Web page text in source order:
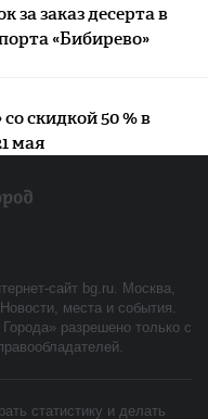
за заказ десерта в
«Бибирево»
скидкой 50 % в
мая
сайт bg.ru. Москва,
места и события.
разрешено только с
статистику и делать